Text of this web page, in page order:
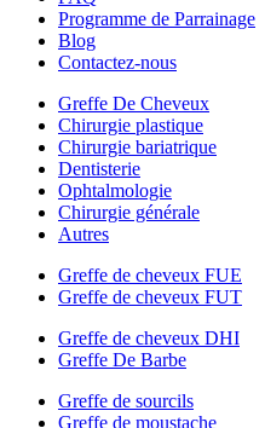
Programme de Parrainage
Blog
Contactez-nous
Greffe De Cheveux
Chirurgie plastique
Chirurgie bariatrique
Dentisterie
Ophtalmologie
Chirurgie générale
Autres
Greffe de cheveux FUE
Greffe de cheveux FUT
Greffe de cheveux DHI
Greffe De Barbe
Greffe de sourcils
Greffe de moustache